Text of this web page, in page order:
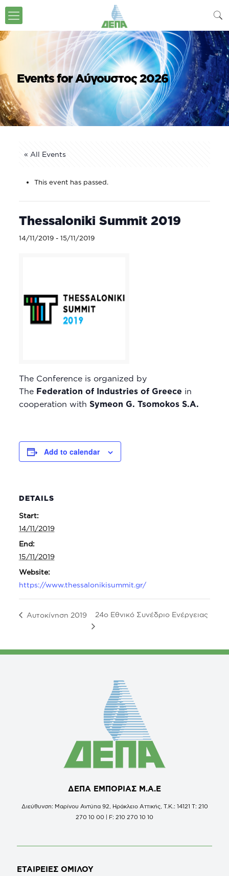
Events for Αύγουστος 2026
« All Events
This event has passed.
Thessaloniki Summit 2019
14/11/2019- 15/11/2019
The Conference is organized by
The Federation of Industries of Greece in
cooperation with Symeon G. Tsomokos S.A.
Add to calendar
DETAILS
Start:
14/11/2019
End:
15/11/2019
Website:
https://www.thessalonikisummit.gr/
Αυτοκίνηση 2019 24ο Εθνικό Συνέδριο Ενέργειας
ΔΕΠΑ ΕΜΠΟΡΙΑΣ Μ.Α.Ε
Διεύθυνση: Μαρίνου Αντύπα 92, Ηράκλειο Αττικής, Τ.Κ.: 14121 Τ: 210
270 10 00 | F: 210 270 10 10
ΕΤΑΙΡΕΙΕΣ ΟΜΙΛΟΥ